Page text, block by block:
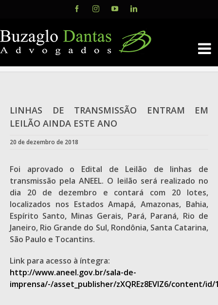
content
FacebookInstagramYouTubeLinkedIn
LINHAS DE TRANSMISSÃO ENTRAM EM
LEILÃO AINDA ESTE ANO
20 de dezembro de 2018
Foi aprovado o Edital de Leilão de linhas de
transmissão pela ANEEL. O leilão será realizado no
dia 20 de dezembro e contará com 20 lotes,
localizados nos Estados Amapá, Amazonas, Bahia,
Espírito Santo, Minas Gerais, Pará, Paraná, Rio de
Janeiro, Rio Grande do Sul, Rondônia, Santa Catarina,
São Paulo e Tocantins.
Link para acesso à íntegra:
http://www.aneel.gov.br/sala-de-
imprensa/-/asset_publisher/zXQREz8EVlZ6/content/id/